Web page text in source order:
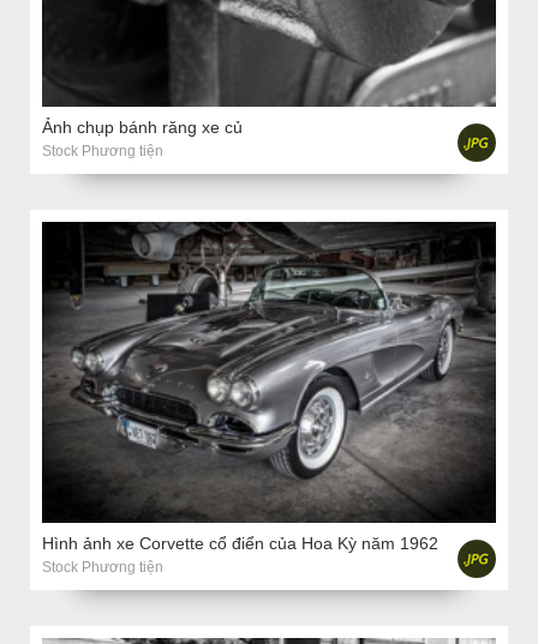
Ảnh chụp bánh răng xe củ
Stock Phương tiện
Hình ảnh xe Corvette cổ điển của Hoa Kỳ năm 1962
Stock Phương tiện